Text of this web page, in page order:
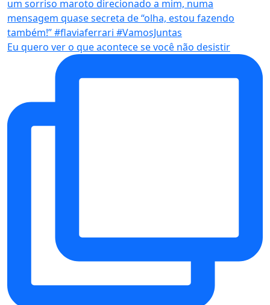
Eu quero ver o que acontece se você não desistir